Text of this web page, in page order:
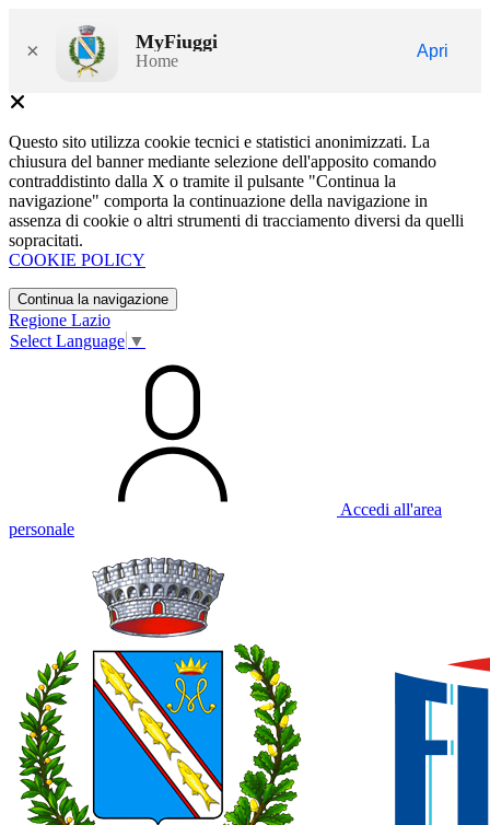
× MyFiuggi
Home
Apri
Questo sito utilizza cookie tecnici e statistici anonimizzati. La
chiusura del banner mediante selezione dell'apposito comando
contraddistinto dalla X o tramite il pulsante "Continua la
navigazione" comporta la continuazione della navigazione in
assenza di cookie o altri strumenti di tracciamento diversi da quelli
sopracitati.
COOKIE POLICY
Continua la navigazione
Regione Lazio
Select Language ▼
Accedi all'area
personale